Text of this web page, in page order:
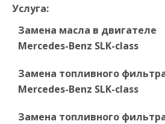
Услуга:
Замена масла в двигателе
Mercedes-Benz SLK-сlass
Замена топливного
Mercedes-Benz SLK-сlass
Замена топливного